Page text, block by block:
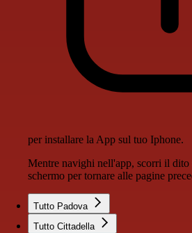
per installare la App sul tuo Iphone.
Mentre navighi nell'app, scorri il dito
schermo per tornare alle pagine
Tutto Padova
Tutto Cittadella